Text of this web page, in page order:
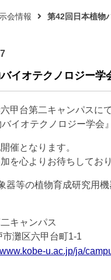
会情報 第42回日本植物
イオテクノロジー
甲台第二キャンパスに
バイオテクノロジー学会
催となります。
を心よりお待ちしており
器等の植物育成研究用
キャンパス
灘区六甲台町1-1
u.ac.jp/ja/